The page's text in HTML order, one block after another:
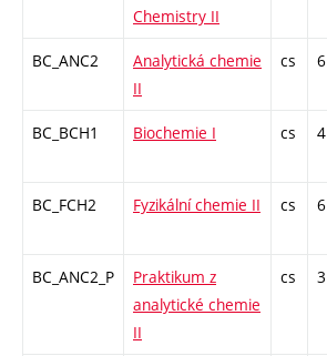
Chemistry II
BC_ANC2
Analytická chemie
II
cs 6
BC_BCH1 Biochemie I cs 4
BC_FCH2 Fyzikální chemie II cs 6
BC_ANC2_P
Praktikum z
analytické chemie
II
cs 3